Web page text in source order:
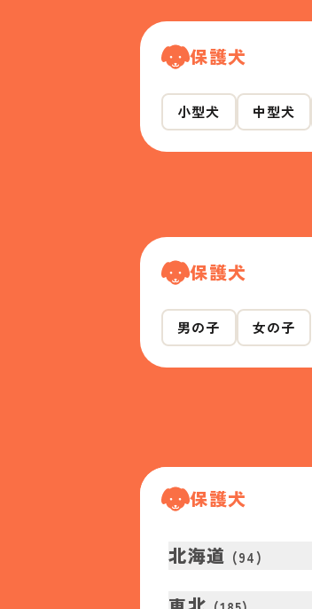
保護犬
小型犬 中型犬
保護犬
男の子 女の子
保護犬
北海道 (94)